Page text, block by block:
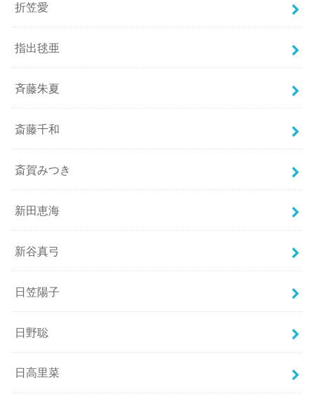
折笠愛
指出毬亜
斉藤朱夏
斎藤千和
斎賀みつき
新田恵海
新谷真弓
日笠陽子
日野聡
日高里菜